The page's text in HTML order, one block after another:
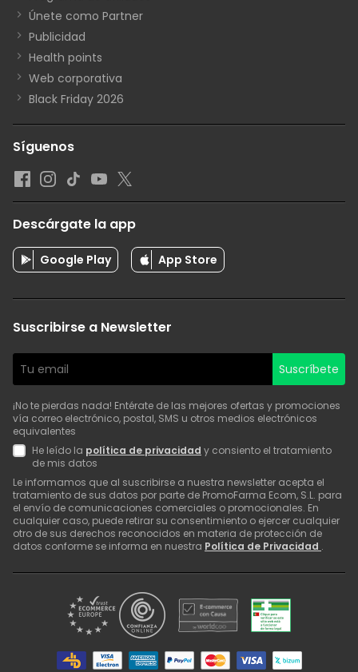
Únete como Partner
Publicidad
Health points
Web corporativa
Black Friday 2026
Síguenos
Descárgate la app
Google Play App Store
Suscribirse a Newsletter
Suscríbete
¡No te pierdas nada! Entérate de las mejores ofertas y promociones
vía correo electrónico, postal, SMS u otros medios electrónicos
equivalentes
He leído la política de privacidad y consiento el tratamiento
de mis datos
Le informamos que al suscribirse a nuestra newsletter acepta el
tratamiento de sus datos por parte de PromoFarma Ecom, S.L. para
el envío de comunicaciones comerciales o promocionales. En
cualquier caso, puede retirar su consentimiento o ejercer cualquier
otro de sus derechos reconocidos en materia de protección de
datos conforme se informa en nuestra Política de Privacidad .